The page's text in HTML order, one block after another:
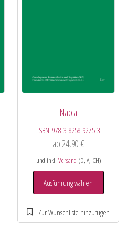
Nabla
ISBN: 978-3-8258-9275-3
ab24,90 €
und inkl. Versand (D, A, CH)
Ausführung wählen